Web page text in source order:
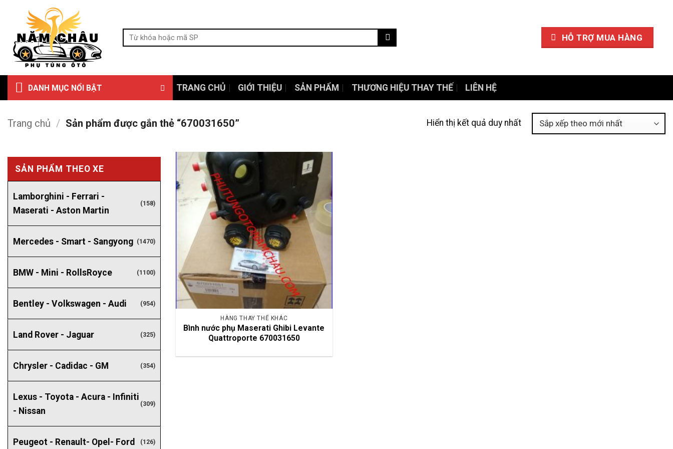
dung
Tìm
HỖ TRỢ MUA HÀNG
DANH MỤC NỔI BẬT TRANG CHỦ GIỚI THIỆU SẢN PHẨM THƯƠNG HIỆU THAY THẾ LIÊN HỆ
Trang chủ / Sản phẩm được gắn thẻ “670031650” Hiển thị kết quả duy nhất
SẢN PHẨM THEO XE
Lamborghini - Ferrari -
Maserati - Aston Martin
(158)
Mercedes - Smart - Sangyong (1470)
BMW - Mini - RollsRoyce (1100)
Bentley - Volkswagen - Audi (954)
Land Rover - Jaguar (325)
Chrysler - Cadidac - GM (354)
Lexus - Toyota - Acura - Infiniti
- Nissan
(309)
Peugeot - Renault- Opel- Ford (126)
HÀNG THAY THẾ KHÁC
Bình nước phụ Maserati Ghibi Levante
Quattroporte 670031650